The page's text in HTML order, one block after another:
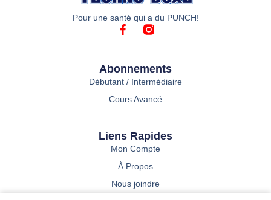
Pour une santé qui a du PUNCH!
Abonnements
Débutant / Intermédiaire
Cours Avancé
Liens Rapides
Mon Compte
À Propos
Nous joindre